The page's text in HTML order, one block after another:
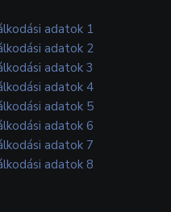
adatok 1
adatok 2
adatok 3
adatok 4
adatok 5
adatok 6
adatok 7
adatok 8